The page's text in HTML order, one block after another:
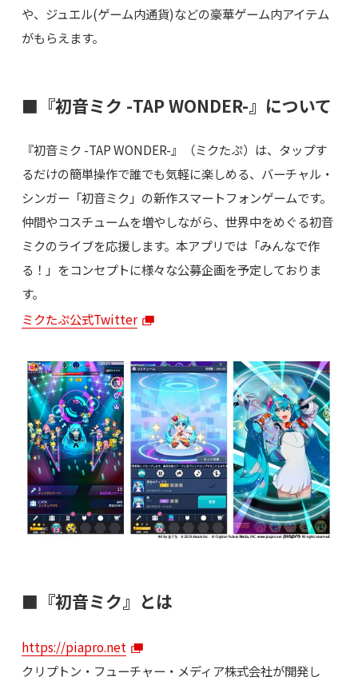
や、ジュエル(ゲーム内通貨)などの豪華ゲーム内アイテム
がもらえます。
■『初音ミク -TAP WONDER-』について
『初音ミク -TAP WONDER-』（ミクたぷ）は、タップす
るだけの簡単操作で誰でも気軽に楽しめる、バーチャル・
シンガー「初音ミク」の新作スマートフォンゲームです。
仲間やコスチュームを増やしながら、世界中をめぐる初音
ミクのライブを応援します。本アプリでは「みんなで作
る！」をコンセプトに様々な公募企画を予定しておりま
す。
ミクたぷ公式Twitter
■『初音ミク』とは
https://piapro.net
クリプトン・フューチャー・メディア株式会社が開発し